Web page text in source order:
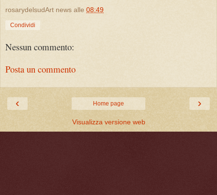
rosarydelsudArt news alle 08:49
Condividi
Nessun commento:
Posta un commento
‹ ›
Home page
Visualizza versione web